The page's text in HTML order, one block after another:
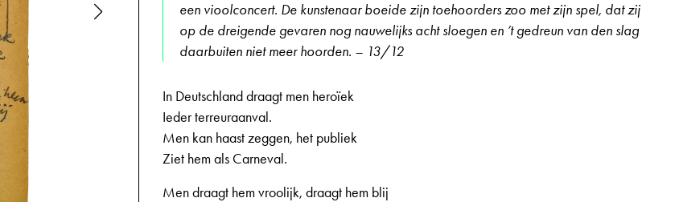
een vioolconcert. De kunstenaar boeide zijn toehoorders zoo met zijn spel, dat zij
op de dreigende gevaren nog nauwelijks acht sloegen en ’t gedreun van den slag
daarbuiten niet meer hoorden. – 13/12
In Deutschland draagt men heroïek
Ieder terreuraanval.
Men kan haast zeggen, het publiek
Ziet hem als Carneval.
Men draagt hem vroolijk, draagt hem blij